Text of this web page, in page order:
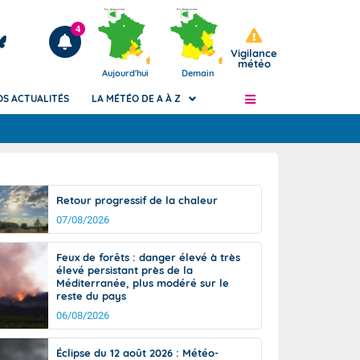
Articles
4
Aujourd'hui Demain
Vigilance
météo
de
Phénomènes dangereux de J+2 à J+7
Avertissement pluies intenses à l'échelle
des communes (Apic)
Bulletins Marine
Bulletins d'estimation du risque
d'avalanche
Météo des forêts
Vigicrues
ACTUALITÉS LA MÉTÉO DE A À Z
Retour progressif de la chaleur
07/08/2026
Feux de forêts : danger élevé à très
élevé persistant près de la
Méditerranée, plus modéré sur le
reste du pays
06/08/2026
Éclipse du 12 août 2026 : Météo-